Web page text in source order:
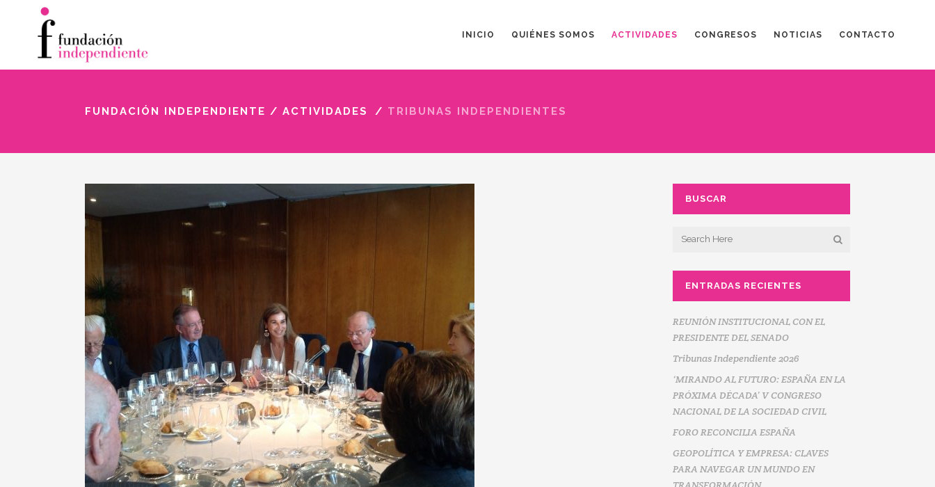
INICIO QUIÉNES SOMOS ACTIVIDADES CONGRESOS NOTICIAS CONTACTO
FUNDACIÓN INDEPENDIENTE / ACTIVIDADES / TRIBUNAS INDEPENDIENTES
BUSCAR
ENTRADAS RECIENTES
REUNIÓN INSTITUCIONAL CON EL
PRESIDENTE DEL SENADO
Tribunas Independiente 2026
‘MIRANDO AL FUTURO: ESPAÑA EN LA
PRÓXIMA DÉCADA’ V CONGRESO
NACIONAL DE LA SOCIEDAD CIVIL
FORO RECONCILIA ESPAÑA
GEOPOLÍTICA Y EMPRESA: CLAVES
PARA NAVEGAR UN MUNDO EN